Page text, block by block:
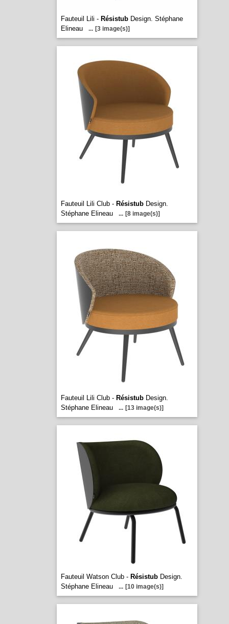
Fauteuil Lili - RésistubDesign. Stéphane
Elineau
... [3 image(s)]
Fauteuil Lili Club - RésistubDesign.
Stéphane Elineau
... [8 image(s)]
Fauteuil Lili Club - RésistubDesign.
Stéphane Elineau
... [13 image(s)]
Fauteuil Watson Club - RésistubDesign.
Stéphane Elineau
... [10 image(s)]